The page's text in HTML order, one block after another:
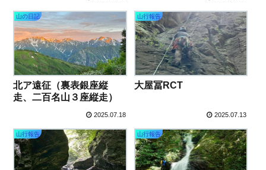
山の日記
北ア遠征（裏表銀座縦
走、二百名山３座縦走）
2025.07.18
山行報告
大屋冨RCT
2025.07.13
山行報告 山行報告